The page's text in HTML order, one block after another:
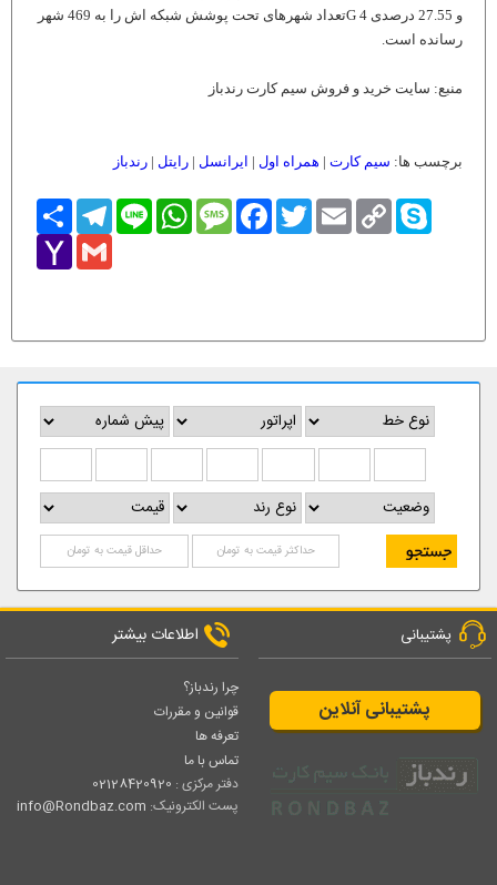
و 27.55 درصدی 4
G
تعداد شهرهای تحت پوشش شبکه اش را به 469 شهر
رسانده است
منبع: سایت خرید و فروش سیم کارت رندباز
برچسب ها: سیم کارت | همراه اول | ایرانسل | رایتل | رندباز
اشتراکTelegram Line
WhatsAppMessageFacebookTwitter Email
Copy
Link
Skype
Yahoo
Mail
Gmail
پشتیبانی
پشتیبانی آنلاین
اطلاعات بیشتر
چرا رندباز؟
قوانین و مقررات
تعرفه ها
تماس با ما
دفتر مرکزی : 02128420920
پست الکترونیک: info@Rondbaz.com